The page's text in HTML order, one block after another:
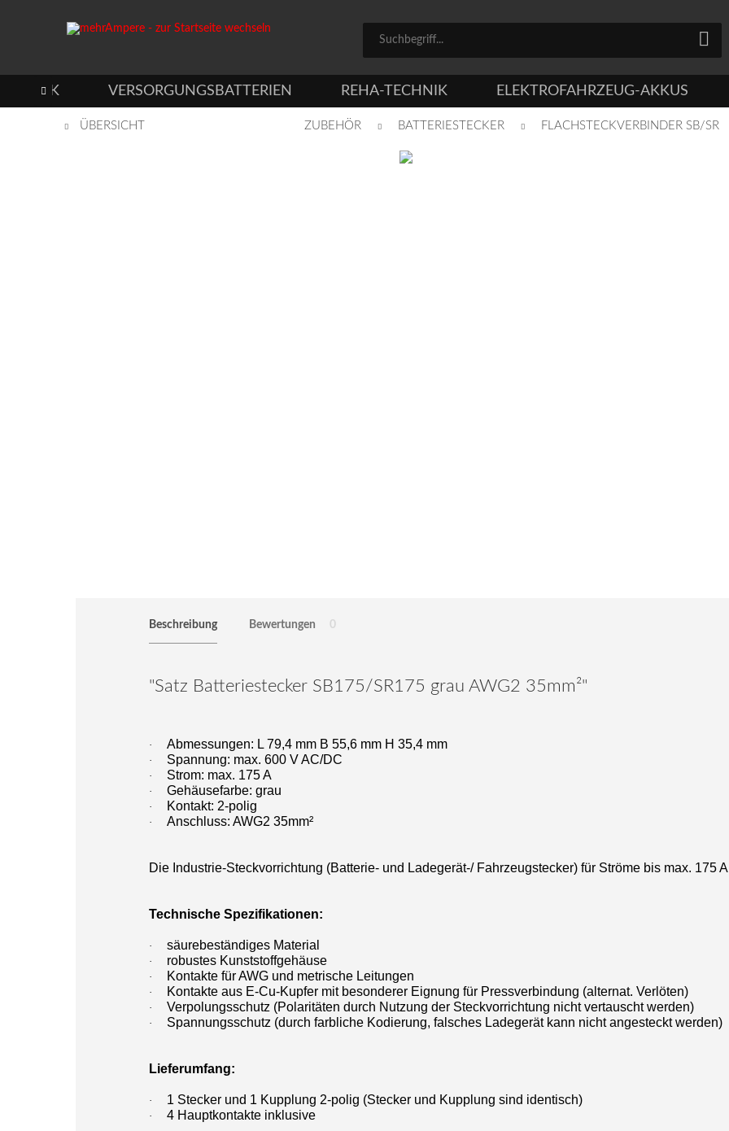
VERSORGUNGSBATTERIEN REHA-TECHNIK ELEKTROFAHRZEUG-AKKUS

ÜBERSICHT ZUBEHÖR BATTERIESTECKER FLACHSTECKVERBINDER SB/SR
Beschreibung Bewertungen 0
"Satz Batteriestecker SB175/SR175 grau AWG2 35mm²"
· Abmessungen: L 79,4 mm B 55,6 mm H 35,4 mm
· Spannung: max. 600 V AC/DC
· Strom: max. 175 A
· Gehäusefarbe: grau
· Kontakt: 2-polig
· Anschluss: AWG2 35mm²
Die Industrie-Steckvorrichtung (Batterie- und Ladegerät-/ Fahrzeugstecker) für Ströme bis max. 175
Technische Spezifikationen:
· säurebeständiges Material
· robustes Kunststoffgehäuse
· Kontakte für AWG und metrische Leitungen
· Kontakte aus E-Cu-Kupfer mit besonderer Eignung für Pressverbindung (alternat. Verlöten)
· Verpolungsschutz (Polaritäten durch Nutzung der Steckvorrichtung nicht vertauscht werden)
· Spannungsschutz (durch farbliche Kodierung, falsches Ladegerät kann nicht angesteckt werden)
Lieferumfang:
· 1 Stecker und 1 Kupplung 2-polig (Stecker und Kupplung sind identisch)
· 4 Hauptkontakte inklusive